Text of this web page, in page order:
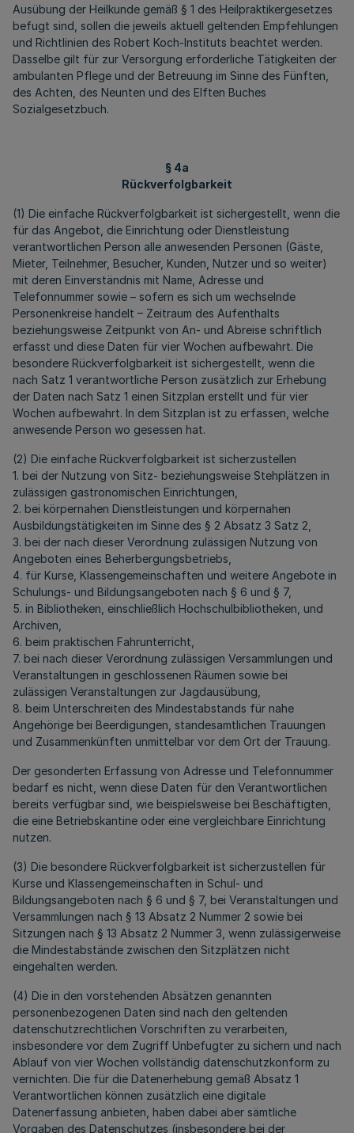
Ausübung der Heilkunde gemäß § 1 des Heilpraktikergesetzes
befugt sind, sollen die jeweils aktuell geltenden Empfehlungen
und Richtlinien des Robert Koch-Instituts beachtet werden.
Dasselbe gilt für zur Versorgung erforderliche Tätigkeiten der
ambulanten Pflege und der Betreuung im Sinne des Fünften,
des Achten, des Neunten und des Elften Buches
Sozialgesetzbuch.
§ 4a
Rückverfolgbarkeit
(1) Die einfache Rückverfolgbarkeit ist sichergestellt, wenn die
für das Angebot, die Einrichtung oder Dienstleistung
verantwortlichen Person alle anwesenden Personen (Gäste,
Mieter, Teilnehmer, Besucher, Kunden, Nutzer und so weiter)
mit deren Einverständnis mit Name, Adresse und
Telefonnummer sowie – sofern es sich um wechselnde
Personenkreise handelt – Zeitraum des Aufenthalts
beziehungsweise Zeitpunkt von An- und Abreise schriftlich
erfasst und diese Daten für vier Wochen aufbewahrt. Die
besondere Rückverfolgbarkeit ist sichergestellt, wenn die
nach Satz 1 verantwortliche Person zusätzlich zur Erhebung
der Daten nach Satz 1 einen Sitzplan erstellt und für vier
Wochen aufbewahrt. In dem Sitzplan ist zu erfassen, welche
anwesende Person wo gesessen hat.
(2) Die einfache Rückverfolgbarkeit ist sicherzustellen
1. bei der Nutzung von Sitz- beziehungsweise Stehplätzen in
zulässigen gastronomischen Einrichtungen,
2. bei körpernahen Dienstleistungen und körpernahen
Ausbildungstätigkeiten im Sinne des § 2 Absatz 3 Satz 2,
3. bei der nach dieser Verordnung zulässigen Nutzung von
Angeboten eines Beherbergungsbetriebs,
4. für Kurse, Klassengemeinschaften und weitere Angebote in
Schulungs- und Bildungsangeboten nach § 6 und § 7,
5. in Bibliotheken, einschließlich Hochschulbibliotheken, und
Archiven,
6. beim praktischen Fahrunterricht,
7. bei nach dieser Verordnung zulässigen Versammlungen und
Veranstaltungen in geschlossenen Räumen sowie bei
zulässigen Veranstaltungen zur Jagdausübung,
8. beim Unterschreiten des Mindestabstands für nahe
Angehörige bei Beerdigungen, standesamtlichen Trauungen
und Zusammenkünften unmittelbar vor dem Ort der Trauung.
Der gesonderten Erfassung von Adresse und Telefonnummer
bedarf es nicht, wenn diese Daten für den Verantwortlichen
bereits verfügbar sind, wie beispielsweise bei Beschäftigten,
die eine Betriebskantine oder eine vergleichbare Einrichtung
nutzen.
(3) Die besondere Rückverfolgbarkeit ist sicherzustellen für
Kurse und Klassengemeinschaften in Schul- und
Bildungsangeboten nach § 6 und § 7, bei Veranstaltungen und
Versammlungen nach § 13 Absatz 2 Nummer 2 sowie bei
Sitzungen nach § 13 Absatz 2 Nummer 3, wenn zulässigerweise
die Mindestabstände zwischen den Sitzplätzen nicht
eingehalten werden.
(4) Die in den vorstehenden Absätzen genannten
personenbezogenen Daten sind nach den geltenden
datenschutzrechtlichen Vorschriften zu verarbeiten,
insbesondere vor dem Zugriff Unbefugter zu sichern und nach
Ablauf von vier Wochen vollständig datenschutzkonform zu
vernichten. Die für die Datenerhebung gemäß Absatz 1
Verantwortlichen können zusätzlich eine digitale
Datenerfassung anbieten, haben dabei aber sämtliche
Vorgaben des Datenschutzes (insbesondere bei der